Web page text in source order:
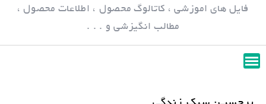
n
فایل های اموزشی ، کاتالوگ محصول ، اطلاعات محصول ،
مطالب انگیزشی و . . .